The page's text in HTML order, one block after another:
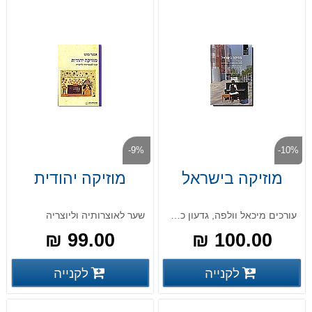
-10%
מוזיקה בישראל
עורכים מיכאל וולפה, גדעון כ"ץ, טוביה פרילינג
100.00 ₪
פרטים נוספים פרטים נוספים לקנייה
-9%
מוזיקה יהודית
שער לאוצרותיה וליוצריה
99.00 ₪
פרטים נוספים
לקנייה